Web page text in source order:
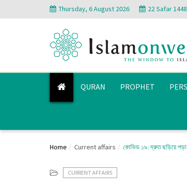
Thursday, 6 August 2026 22 Safar 1448
QURAN PROPHET
Home Current affairs কোভিড ১৯: দ্রুত ছড়িয়ে পড়া
CURRENT AFFAIRS